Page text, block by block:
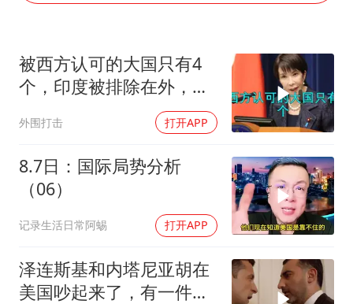
台州《告全体市民书》：非必要不外出
习近平心系体育强国建设
被西方认可的大国只有4
个，印度被排除在外，为
外围打击 打开APP
8.7日：国际局势分析
（06）
记录生活日常阿蜴 打开APP
泽连斯基和内塔尼亚胡在
美国吵起来了，有一件事